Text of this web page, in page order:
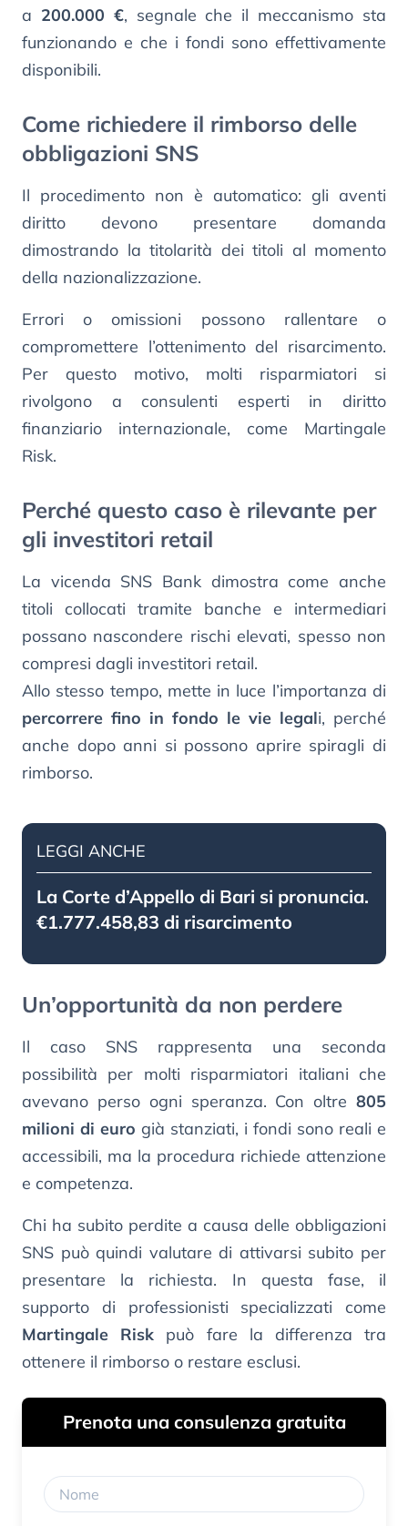
a 200.000 €, segnale che il meccanismo sta
funzionando e che i fondi sono effettivamente
disponibili.
Come richiedere il rimborso delle
obbligazioni SNS
Il procedimento non è automatico: gli aventi
diritto devono presentare domanda
dimostrando la titolarità dei titoli al momento
della nazionalizzazione.
Errori o omissioni possono rallentare o
compromettere l’ottenimento del risarcimento.
Per questo motivo, molti risparmiatori si
rivolgono a consulenti esperti in diritto
finanziario internazionale, come Martingale
Risk.
Perché questo caso è rilevante per
gli investitori retail
La vicenda SNS Bank dimostra come anche
titoli collocati tramite banche e intermediari
possano nascondere rischi elevati, spesso non
compresi dagli investitori retail.
Allo stesso tempo, mette in luce l’importanza di
percorrere fino in fondo le vie legali, perché
anche dopo anni si possono aprire spiragli di
rimborso.
LEGGI ANCHE
La Corte d’Appello di Bari si pronuncia.
€1.777.458,83 di risarcimento
Un’opportunità da non perdere
Il caso SNS rappresenta una seconda
possibilità per molti risparmiatori italiani che
avevano perso ogni speranza. Con oltre 805
milioni di euro già stanziati, i fondi sono reali e
accessibili, ma la procedura richiede attenzione
e competenza.
Chi ha subito perdite a causa delle obbligazioni
SNS può quindi valutare di attivarsi subito per
presentare la richiesta. In questa fase, il
supporto di professionisti specializzati come
Martingale Risk può fare la differenza tra
ottenere il rimborso o restare esclusi.
Prenota una consulenza gratuita